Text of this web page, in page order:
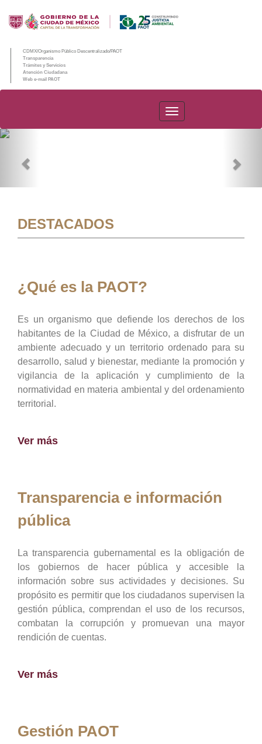
CDMX/Organismo Público Descentralizado/PAOT
Transparencia
Trámites y Servicios
Atención Ciudadana
Web e-mail PAOT
PAOT
DESTACADOS
¿Qué es la PAOT?
Es un organismo que defiende los derechos de los
habitantes de la Ciudad de México, a disfrutar de un
ambiente adecuado y un territorio ordenado para su
desarrollo, salud y bienestar, mediante la promoción y
vigilancia de la aplicación y cumplimiento de la
normatividad en materia ambiental y del ordenamiento
territorial.
Ver más
Transparencia e información
pública
La transparencia gubernamental es la obligación de
los gobiernos de hacer pública y accesible la
información sobre sus actividades y decisiones. Su
propósito es permitir que los ciudadanos supervisen la
gestión pública, comprendan el uso de los recursos,
combatan la corrupción y promuevan una mayor
rendición de cuentas.
Ver más
Gestión PAOT